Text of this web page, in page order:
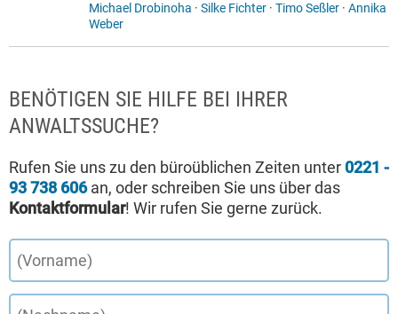
Michael Drobinoha · Silke Fichter · Timo Seßler · Annika
Weber
BENÖTIGEN SIE HILFE BEI IHRER
ANWALTSSUCHE?
Rufen Sie uns zu den büroüblichen Zeiten unter 0221 -
93 738 606an, oder schreiben Sie uns über das
Kontaktformular! Wir rufen Sie gerne zurück.